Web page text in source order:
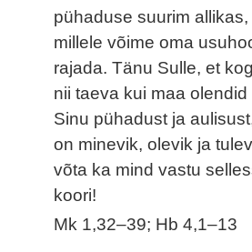
pühaduse suurim
millele võime oma
rajada. Tänu Sulle, et
nii taeva kui maa olendid
Sinu pühadust ja
on minevik, olevik ja
võta ka mind vastu
koori!
Mk 1,32–39; Hb 4,1–13